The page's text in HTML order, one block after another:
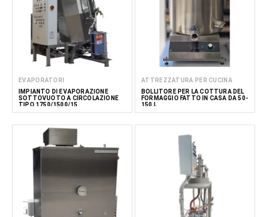
EVAPORATORI
IMPIANTO DI EVAPORAZIONE
SOTTOVUOTO A CIRCOLAZIONE
TIPO 1750/1500/15
ATTREZZATURA PER CUCINA
BOLLITORE PER LA COTTURA DEL
FORMAGGIO FATTO IN CASA DA 50-
150 L